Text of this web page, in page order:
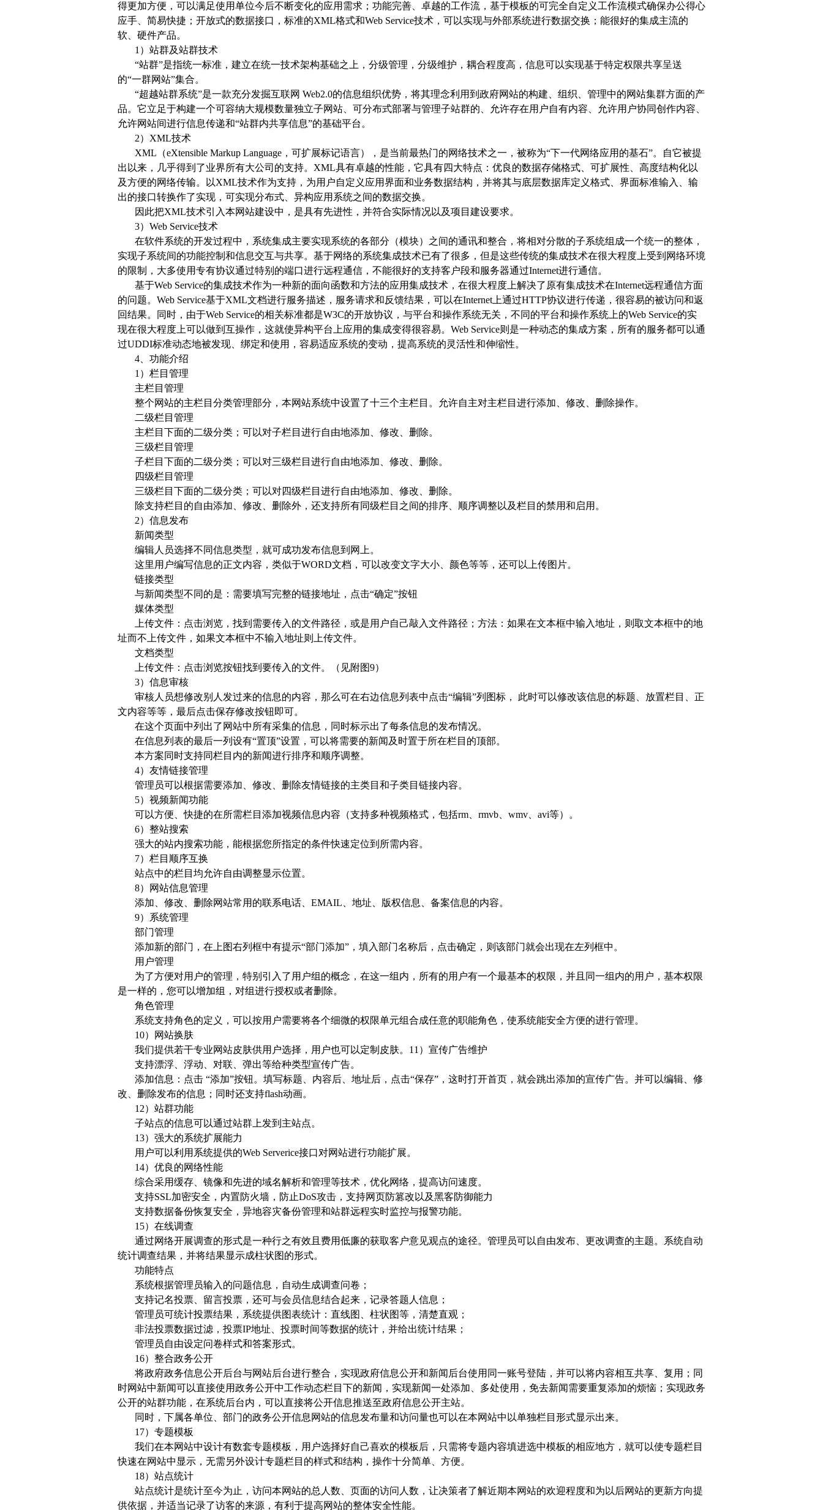
得更加方便，可以满足使用单位今后不断变化的应用需求；功能完善、卓越的工作流，基于模板的可完全自定义工作流模式确保办公得心
应手、简易快捷；开放式的数据接口，标准的XML格式和Web Service技术，可以实现与外部系统进行数据交换；能很好的集成主流的
软、硬件产品。
1）站群及站群技术
“站群”是指统一标准，建立在统一技术架构基础之上，分级管理，分级维护，耦合程度高，信息可以实现基于特定权限共享呈送
的“一群网站”集合。
“超越站群系统”是一款充分发掘互联网 Web2.0的信息组织优势，将其理念利用到政府网站的构建、组织、管理中的网站集群方面的产
品。它立足于构建一个可容纳大规模数量独立子网站、可分布式部署与管理子站群的、允许存在用户自有内容、允许用户协同创作内容、
允许网站间进行信息传递和“站群内共享信息”的基础平台。
2）XML技术
XML（eXtensible Markup Language，可扩展标记语言），是当前最热门的网络技术之一，被称为“下一代网络应用的基石”。自它被提
出以来，几乎得到了业界所有大公司的支持。XML具有卓越的性能，它具有四大特点：优良的数据存储格式、可扩展性、高度结构化以
及方便的网络传输。以XML技术作为支持，为用户自定义应用界面和业务数据结构，并将其与底层数据库定义格式、界面标准输入、输
出的接口转换作了实现，可实现分布式、异构应用系统之间的数据交换。
因此把XML技术引入本网站建设中，是具有先进性，并符合实际情况以及项目建设要求。
3）Web Service技术
在软件系统的开发过程中，系统集成主要实现系统的各部分（模块）之间的通讯和整合，将相对分散的子系统组成一个统一的整体，
实现子系统间的功能控制和信息交互与共享。基于网络的系统集成技术已有了很多，但是这些传统的集成技术在很大程度上受到网络环境
的限制，大多使用专有协议通过特别的端口进行远程通信，不能很好的支持客户段和服务器通过Internet进行通信。
基于Web Service的集成技术作为一种新的面向函数和方法的应用集成技术，在很大程度上解决了原有集成技术在Internet远程通信方面
的问题。Web Service基于XML文档进行服务描述，服务请求和反馈结果，可以在Internet上通过HTTP协议进行传递，很容易的被访问和返
回结果。同时，由于Web Service的相关标准都是W3C的开放协议，与平台和操作系统无关，不同的平台和操作系统上的Web Service的实
现在很大程度上可以做到互操作，这就使异构平台上应用的集成变得很容易。Web Service则是一种动态的集成方案，所有的服务都可以通
过UDDI标准动态地被发现、绑定和使用，容易适应系统的变动，提高系统的灵活性和伸缩性。
4、功能介绍
1）栏目管理
主栏目管理
整个网站的主栏目分类管理部分，本网站系统中设置了十三个主栏目。允许自主对主栏目进行添加、修改、删除操作。
二级栏目管理
主栏目下面的二级分类；可以对子栏目进行自由地添加、修改、删除。
三级栏目管理
子栏目下面的二级分类；可以对三级栏目进行自由地添加、修改、删除。
四级栏目管理
三级栏目下面的二级分类；可以对四级栏目进行自由地添加、修改、删除。
除支持栏目的自由添加、修改、删除外，还支持所有同级栏目之间的排序、顺序调整以及栏目的禁用和启用。
2）信息发布
新闻类型
编辑人员选择不同信息类型，就可成功发布信息到网上。
这里用户编写信息的正文内容，类似于WORD文档，可以改变文字大小、颜色等等，还可以上传图片。
链接类型
与新闻类型不同的是：需要填写完整的链接地址，点击“确定”按钮
媒体类型
上传文件：点击浏览，找到需要传入的文件路径，或是用户自己敲入文件路径；方法：如果在文本框中输入地址，则取文本框中的地
址而不上传文件，如果文本框中不输入地址则上传文件。
文档类型
上传文件：点击浏览按钮找到要传入的文件。（见附图9）
3）信息审核
审核人员想修改别人发过来的信息的内容，那么可在右边信息列表中点击“编辑”列图标， 此时可以修改该信息的标题、放置栏目、正
文内容等等，最后点击保存修改按钮即可。
在这个页面中列出了网站中所有采集的信息，同时标示出了每条信息的发布情况。
在信息列表的最后一列设有“置顶”设置，可以将需要的新闻及时置于所在栏目的顶部。
本方案同时支持同栏目内的新闻进行排序和顺序调整。
4）友情链接管理
管理员可以根据需要添加、修改、删除友情链接的主类目和子类目链接内容。
5）视频新闻功能
可以方便、快捷的在所需栏目添加视频信息内容（支持多种视频格式，包括rm、rmvb、wmv、avi等）。
6）整站搜索
强大的站内搜索功能，能根据您所指定的条件快速定位到所需内容。
7）栏目顺序互换
站点中的栏目均允许自由调整显示位置。
8）网站信息管理
添加、修改、删除网站常用的联系电话、EMAIL、地址、版权信息、备案信息的内容。
9）系统管理
部门管理
添加新的部门，在上图右列框中有提示“部门添加”，填入部门名称后，点击确定，则该部门就会出现在左列框中。
用户管理
为了方便对用户的管理，特别引入了用户组的概念，在这一组内，所有的用户有一个最基本的权限，并且同一组内的用户，基本权限
是一样的，您可以增加组，对组进行授权或者删除。
角色管理
系统支持角色的定义，可以按用户需要将各个细微的权限单元组合成任意的职能角色，使系统能安全方便的进行管理。
10）网站换肤
我们提供若干专业网站皮肤供用户选择，用户也可以定制皮肤。11）宣传广告维护
支持漂浮、浮动、对联、弹出等给种类型宣传广告。
添加信息：点击 “添加”按钮。填写标题、内容后、地址后，点击“保存”，这时打开首页，就会跳出添加的宣传广告。并可以编辑、修
改、删除发布的信息；同时还支持flash动画。
12）站群功能
子站点的信息可以通过站群上发到主站点。
13）强大的系统扩展能力
用户可以利用系统提供的Web Serverice接口对网站进行功能扩展。
14）优良的网络性能
综合采用缓存、镜像和先进的域名解析和管理等技术，优化网络，提高访问速度。
支持SSL加密安全，内置防火墙，防止DoS攻击，支持网页防篡改以及黑客防御能力
支持数据备份恢复安全，异地容灾备份管理和站群远程实时监控与报警功能。
15）在线调查
通过网络开展调查的形式是一种行之有效且费用低廉的获取客户意见观点的途径。管理员可以自由发布、更改调查的主题。系统自动
统计调查结果，并将结果显示成柱状图的形式。
功能特点
系统根据管理员输入的问题信息，自动生成调查问卷；
支持记名投票、留言投票，还可与会员信息结合起来，记录答题人信息；
管理员可统计投票结果，系统提供图表统计：直线图、柱状图等，清楚直观；
非法投票数据过滤，投票IP地址、投票时间等数据的统计，并给出统计结果；
管理员自由设定问卷样式和答案形式。
16）整合政务公开
将政府政务信息公开后台与网站后台进行整合，实现政府信息公开和新闻后台使用同一账号登陆，并可以将内容相互共享、复用；同
时网站中新闻可以直接使用政务公开中工作动态栏目下的新闻，实现新闻一处添加、多处使用，免去新闻需要重复添加的烦恼；实现政务
公开的站群功能，在系统后台内，可以直接将公开信息推送至政府信息公开主站。
同时，下属各单位、部门的政务公开信息网站的信息发布量和访问量也可以在本网站中以单独栏目形式显示出来。
17）专题模板
我们在本网站中设计有数套专题模板，用户选择好自己喜欢的模板后，只需将专题内容填进选中模板的相应地方，就可以使专题栏目
快速在网站中显示，无需另外设计专题栏目的样式和结构，操作十分简单、方便。
18）站点统计
站点统计是统计至今为止，访问本网站的总人数、页面的访问人数，让决策者了解近期本网站的欢迎程度和为以后网站的更新方向提
供依据，并适当记录了访客的来源，有利于提高网站的整体安全性能。